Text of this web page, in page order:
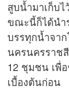
สูบน้ำมาเก็บ
ขณะนี้ก็ได้นำ
บรรทุกน้ำจา
นครนครราช
12 ชุมชน เพื่
เบื้องต้นก่อน